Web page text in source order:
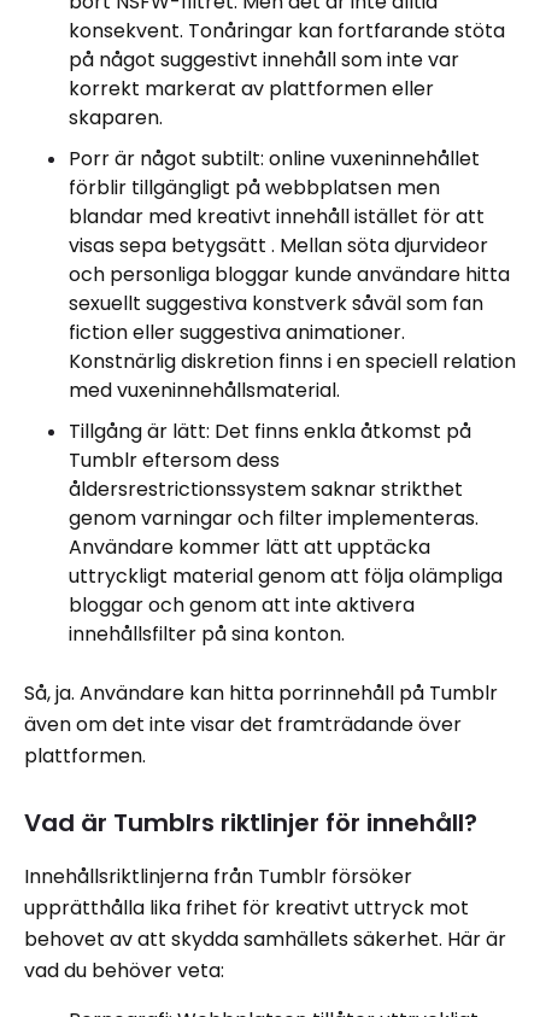
konsekvent. Tonåringar kan fortfarande stöta
på något suggestivt innehåll som inte var
korrekt markerat av plattformen eller
skaparen.
Porr är något subtilt: online vuxeninnehållet
förblir tillgängligt på webbplatsen men
blandar med kreativt innehåll istället för att
visas sepa betygsätt . Mellan söta djurvideor
och personliga bloggar kunde användare hitta
sexuellt suggestiva konstverk såväl som fan
fiction eller suggestiva animationer.
Konstnärlig diskretion finns i en speciell relation
med vuxeninnehållsmaterial.
Tillgång är lätt: Det finns enkla åtkomst på
Tumblr eftersom dess
åldersrestrictionssystem saknar strikthet
genom varningar och filter implementeras.
Användare kommer lätt att upptäcka
uttryckligt material genom att följa olämpliga
bloggar och genom att inte aktivera
innehållsfilter på sina konton.
Så, ja. Användare kan hitta porrinnehåll på Tumblr
även om det inte visar det framträdande över
plattformen.
Vad är Tumblrs riktlinjer för innehåll?
Innehållsriktlinjerna från Tumblr försöker
upprätthålla lika frihet för kreativt uttryck mot
behovet av att skydda samhällets säkerhet. Här är
vad du behöver veta: